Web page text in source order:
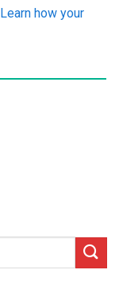
Learn how your